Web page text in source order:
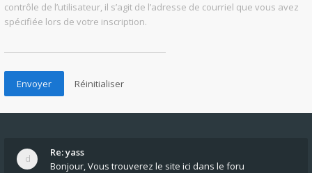
contrôle de l’utilisateur, il s’agit de l’adresse de courriel que vous avez
spécifiée lors de votre inscription.
Re: yass
Bonjour, Vous trouverez le site ici dans le foru